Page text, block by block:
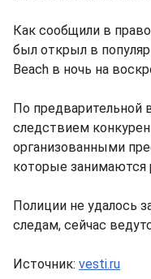
Как сообщили в
был открыл в
Beach в ночь на
По предварительной
следствием
организованными
которые занимаются
Полиции не удалось
следам, сейчас
Источник: vesti.ru